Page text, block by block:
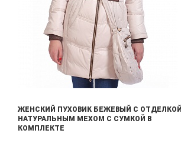
ЖЕНСКИЙ ПУХОВИК БЕЖЕВЫЙ С ОТДЕЛКОЙ
НАТУРАЛЬНЫМ МЕХОМ С СУМКОЙ В
КОМПЛЕКТЕ